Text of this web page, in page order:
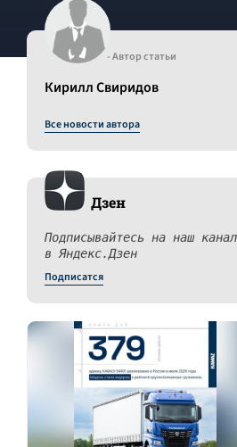
- Автор статьи
Кирилл Свиридов
Все новости автора
Дзен
Подписывайтесь на наш канал
в Яндекс.Дзен
Подписатся